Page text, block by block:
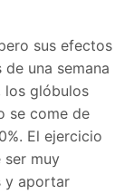
sus efectos
una semana
los glóbulos
se come de
El ejercicio
ser muy
y aportar